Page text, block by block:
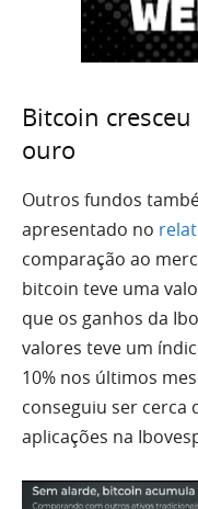
Bitcoin
ouro
Outros fundos
apresentado no
comparação ao
bitcoin teve uma
que os ganhos da
valores teve um
10% nos últimos
conseguiu ser cerca
aplicações na